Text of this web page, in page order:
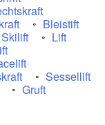
Bleistift
Skilift
Lift
Sessellift
Gruft